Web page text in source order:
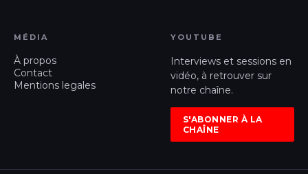
MÉDIA
À propos
Contact
Mentions legales
YOUTUBE
Interviews et sessions en
vidéo, à retrouver sur
notre chaîne.
S'ABONNER À LA
CHAÎNE